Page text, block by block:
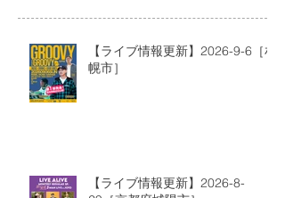
【ライブ情報更新】2026-9-6［札
幌市］
【ライブ情報更新】2026-8-